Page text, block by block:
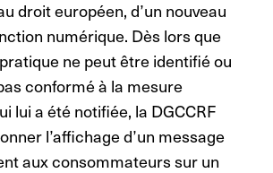
droit européen, d’un nouveau
numérique. Dès lors que
ne peut être identifié ou
conformé à la mesure
lui a été notifiée, la DGCCRF
l’affichage d’un message
aux consommateurs sur un